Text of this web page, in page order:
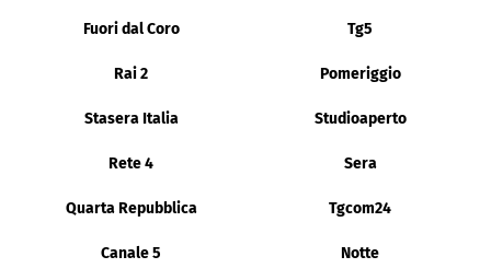
Fuori dal Coro Tg5
Rai 2 Pomeriggio
Stasera Italia Studioaperto
Rete 4 Sera
Quarta Repubblica Tgcom24
Canale 5 Notte